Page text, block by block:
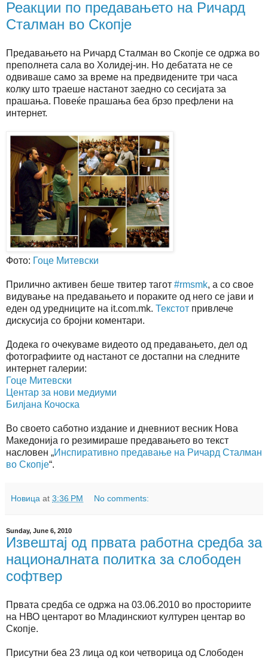
Реакции по предавањето на Ричард
Сталман во Скопје
Предавањето на Ричард Сталман во Скопје се одржа во
преполнета сала во Холидеј-ин. Но дебатата не се
одвиваше само за време на предвидените три часа
колку што траеше настанот заедно со сесијата за
прашања. Повеќе прашања беа брзо префлени на
интернет.
Фото: Гоце Митевски
Прилично активен беше твитер тагот #rmsmk, а со свое
видување на предавањето и пораките од него се јави и
еден од уредниците на it.com.mk. Текстот привлече
дискусија со бројни коментари.
Додека го очекуваме видеото од предавањето, дел од
фотографиите од настанот се достапни на следните
интернет галерии:
Гоце Митевски
Центар за нови медиуми
Билјана Кочоска
Во своето саботно издание и дневниот весник Нова
Македонија го резимираше предавањето во текст
насловен „Инспиративно предавање на Ричард Сталман
во Скопје“.
Новица at 3:36 PM No comments:
Sunday, June 6, 2010
Извештај од првата работна средба за
националната политка за слободен
софтвер
Првата средба се одржа на 03.06.2010 во просториите
на НВО центарот во Младинскиот културен центар во
Скопје.
Присутни беа 23 лица од кои четворица од Слободен